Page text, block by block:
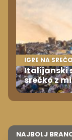
IGRE NA SREČO
Italijanski
srečko z
NAJBOLJ